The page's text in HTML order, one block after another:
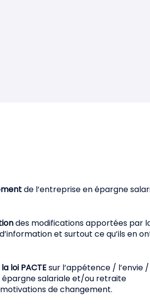
de l’entreprise en épargne
des modifications apportées par
et surtout ce qu’ils en
loi PACTEsur l’appétence / l’envie /
épargne salariale et/ou retraite
de changement.